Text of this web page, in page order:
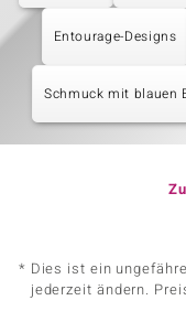
Entourage-Designs
Schmuck mit blauen
* Dies ist ein
jederzeit ändern.